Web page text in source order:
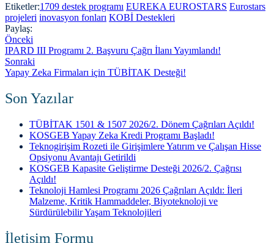
Etiketler:1709 destek programı EUREKA EUROSTARS Eurostars
projeleri inovasyon fonları KOBİ Destekleri
Paylaş:
Önceki
IPARD III Programı 2. Başvuru Çağrı İlanı Yayımlandı!
Sonraki
Yapay Zeka Firmaları için TÜBİTAK Desteği!
Son Yazılar
TÜBİTAK 1501 & 1507 2026/2. Dönem Çağrıları Açıldı!
KOSGEB Yapay Zeka Kredi Programı Başladı!
Teknogirişim Rozeti ile Girişimlere Yatırım ve Çalışan Hisse
Opsiyonu Avantajı Getirildi
KOSGEB Kapasite Geliştirme Desteği 2026/2. Çağrısı
Açıldı!
Teknoloji Hamlesi Programı 2026 Çağrıları Açıldı: İleri
Malzeme, Kritik Hammaddeler, Biyoteknoloji ve
Sürdürülebilir Yaşam Teknolojileri
İletişim Formu